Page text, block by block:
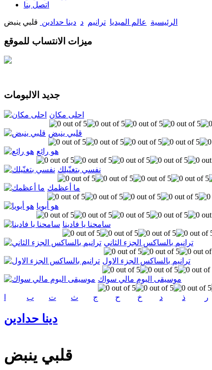
اتصل بنا
الرئيسية عالم الميديا ترانيم د دينا حدادين قلبي ينبض
ميزات الانتساب للموقع
جديد الالبومات
احلى مكان
قلبي ينبض
هو رائع
نفسي بتغنّيلك
ما أعظمك
هو أبويا
سامحنا يا فادينا
ترانيم بالساكس الجزء الثاني
ترانيم بالساكس الجزء الاول
موسيقى البوم مالي سواك
ب ت ث ج ح خ د ذ ر
دينا حدادين
قلبي ينبض